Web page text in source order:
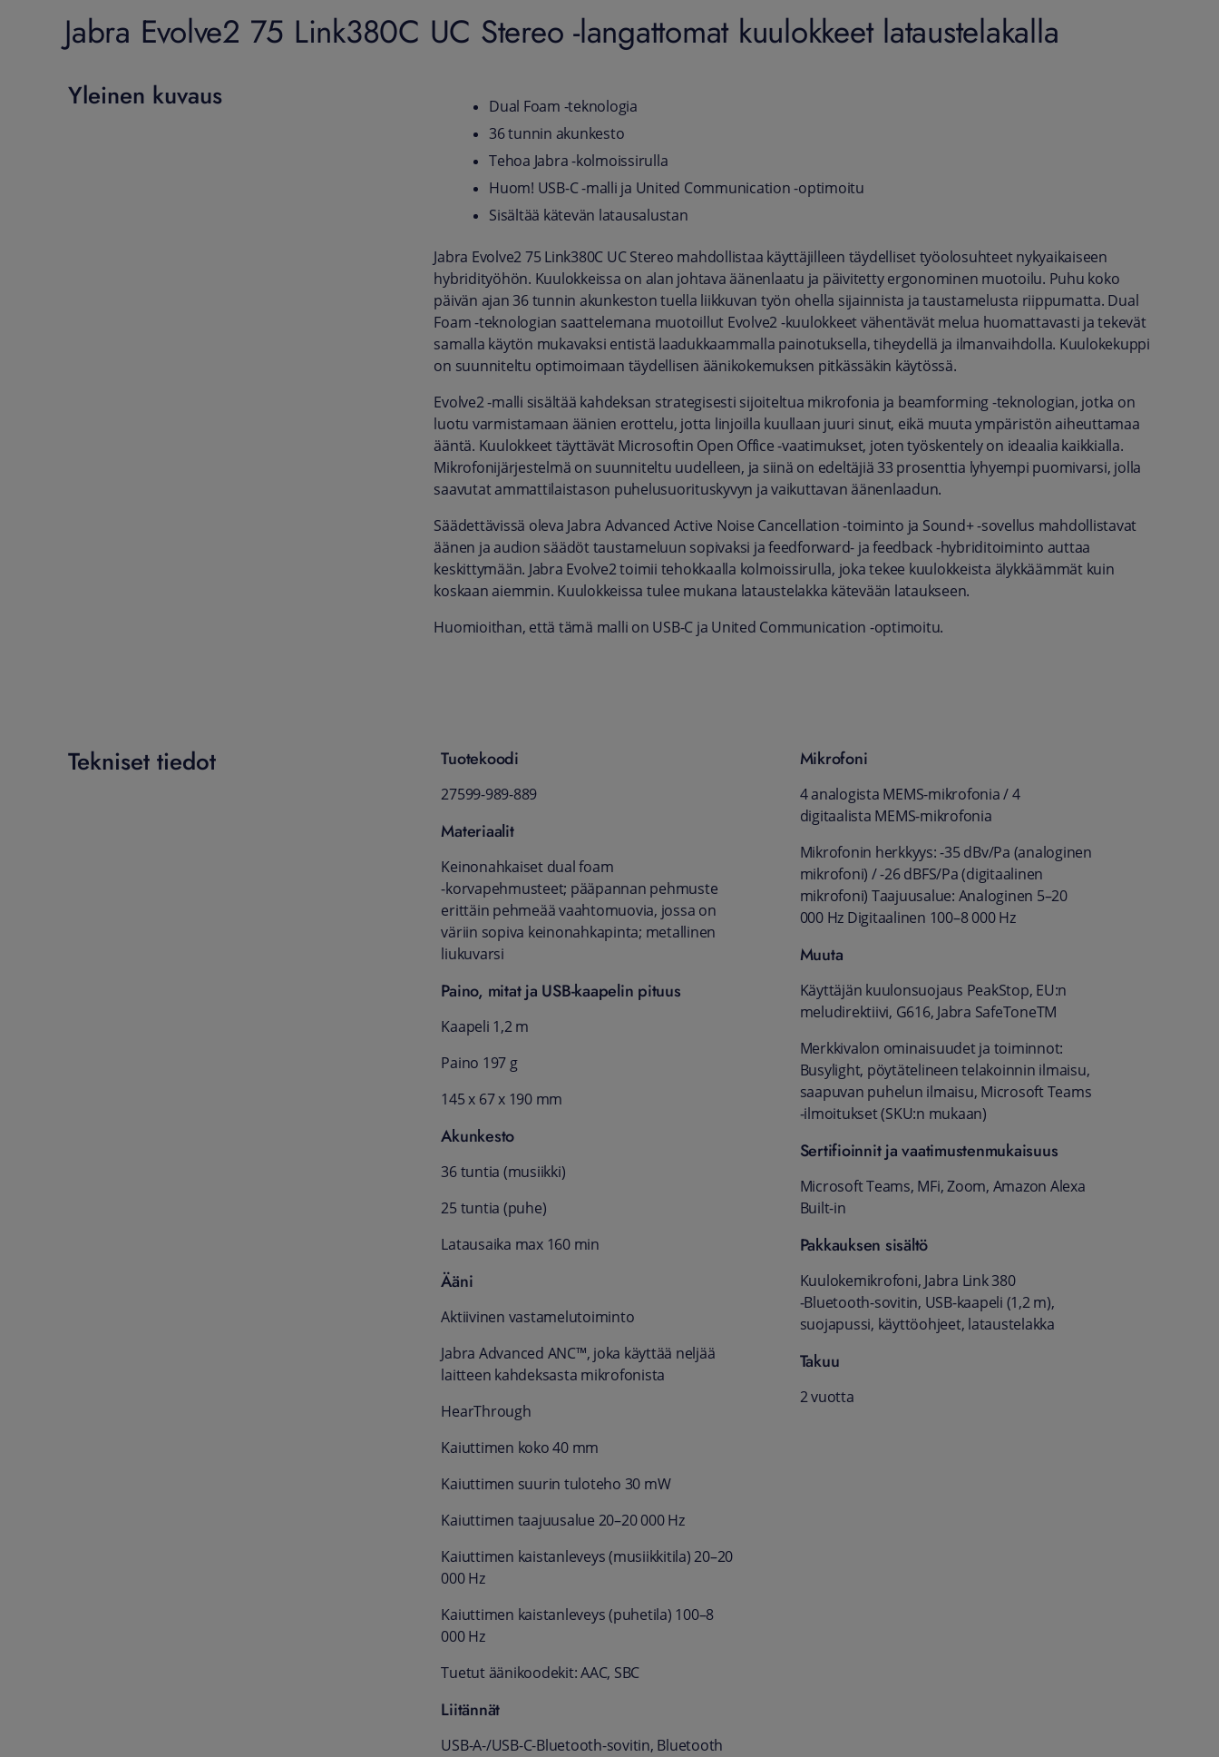
Jabra Evolve2 75 Link380C UC Stereo -langattomat kuulokkeet lataustelakalla
Yleinen kuvaus
Dual Foam -teknologia
36 tunnin akunkesto
Tehoa Jabra -kolmoissirulla
Huom! USB-C -malli ja United Communication -optimoitu
Sisältää kätevän latausalustan
Jabra Evolve2 75 Link380C UC Stereo mahdollistaa käyttäjilleen täydelliset työolosuhteet nykyaikaiseen
hybridityöhön. Kuulokkeissa on alan johtava äänenlaatu ja päivitetty ergonominen muotoilu. Puhu koko
päivän ajan 36 tunnin akunkeston tuella liikkuvan työn ohella sijainnista ja taustamelusta riippumatta. Dual
Foam -teknologian saattelemana muotoillut Evolve2 -kuulokkeet vähentävät melua huomattavasti ja tekevät
samalla käytön mukavaksi entistä laadukkaammalla painotuksella, tiheydellä ja ilmanvaihdolla. Kuulokekuppi
on suunniteltu optimoimaan täydellisen äänikokemuksen pitkässäkin käytössä.
Evolve2 -malli sisältää kahdeksan strategisesti sijoiteltua mikrofonia ja beamforming -teknologian, jotka on
luotu varmistamaan äänien erottelu, jotta linjoilla kuullaan juuri sinut, eikä muuta ympäristön aiheuttamaa
ääntä. Kuulokkeet täyttävät Microsoftin Open Office -vaatimukset, joten työskentely on ideaalia kaikkialla.
Mikrofonijärjestelmä on suunniteltu uudelleen, ja siinä on edeltäjiä 33 prosenttia lyhyempi puomivarsi, jolla
saavutat ammattilaistason puhelusuorituskyvyn ja vaikuttavan äänenlaadun.
Säädettävissä oleva Jabra Advanced Active Noise Cancellation -toiminto ja Sound+ -sovellus mahdollistavat
äänen ja audion säädöt taustameluun sopivaksi ja feedforward- ja feedback -hybriditoiminto auttaa
keskittymään. Jabra Evolve2 toimii tehokkaalla kolmoissirulla, joka tekee kuulokkeista älykkäämmät kuin
koskaan aiemmin. Kuulokkeissa tulee mukana lataustelakka kätevään lataukseen.
Huomioithan, että tämä malli on USB-C ja United Communication -optimoitu.
Tekniset tiedot Tuotekoodi
27599-989-889
Materiaalit
Keinonahkaiset dual foam
‑korvapehmusteet; pääpannan pehmuste
erittäin pehmeää vaahtomuovia, jossa on
väriin sopiva keinonahkapinta; metallinen
liukuvarsi
Paino, mitat ja USB-kaapelin pituus
Kaapeli 1,2 m
Paino 197 g
145 x 67 x 190 mm
Akunkesto
36 tuntia (musiikki)
25 tuntia (puhe)
Latausaika max 160 min
Ääni
Aktiivinen vastamelutoiminto
Jabra Advanced ANC™, joka käyttää neljää
laitteen kahdeksasta mikrofonista
HearThrough
Kaiuttimen koko 40 mm
Kaiuttimen suurin tuloteho 30 mW
Kaiuttimen taajuusalue 20–20 000 Hz
Kaiuttimen kaistanleveys (musiikkitila) 20–20
000 Hz
Kaiuttimen kaistanleveys (puhetila) 100–8
000 Hz
Tuetut äänikoodekit: AAC, SBC
Liitännät
USB-A-/USB-C-Bluetooth-sovitin, Bluetooth
Mikrofoni
4 analogista MEMS-mikrofonia / 4
digitaalista MEMS-mikrofonia
Mikrofonin herkkyys: -35 dBv/Pa (analoginen
mikrofoni) / -26 dBFS/Pa (digitaalinen
mikrofoni) Taajuusalue: Analoginen 5–20
000 Hz Digitaalinen 100–8 000 Hz
Muuta
Käyttäjän kuulonsuojaus PeakStop, EU:n
meludirektiivi, G616, Jabra SafeToneTM
Merkkivalon ominaisuudet ja toiminnot:
Busylight, pöytätelineen telakoinnin ilmaisu,
saapuvan puhelun ilmaisu, Microsoft Teams
‑ilmoitukset (SKU:n mukaan)
Sertifioinnit ja vaatimustenmukaisuus
Microsoft Teams, MFi, Zoom, Amazon Alexa
Built-in
Pakkauksen sisältö
Kuulokemikrofoni, Jabra Link 380
‑Bluetooth-sovitin, USB-kaapeli (1,2 m),
suojapussi, käyttöohjeet, lataustelakka
Takuu
2 vuotta